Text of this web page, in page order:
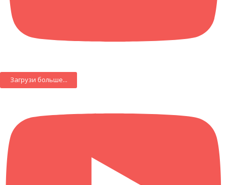
Загрузи больше...